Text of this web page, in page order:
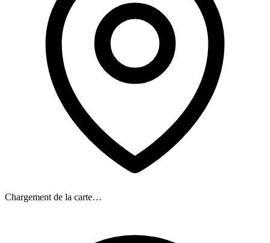
Chargement de la carte…